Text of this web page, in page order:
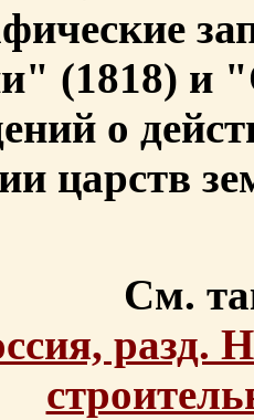
(1818) и
о
царств
См.
разд.